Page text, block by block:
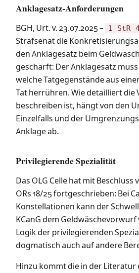
Anklagesatz-Anforderungen
BGH, Urt. v. 23.07.2025 – 1 StR
Strafsenat die
den Anklagesatz beim
geschärft: Der Anklagesatz
welche Tatgegenstände aus
Tat herrühren. Wie detailliert die
beschreiben ist, hängt von den
Einzelfalls und der
Anklage ab.
Privilegierende Spezialität
Das OLG Celle hat mit Beschluss
ORs 18/25 fortgeschrieben: Bei
Konstellationen kann der
KCanG dem
Logik der privilegierenden
dogmatisch auch auf andere
Hinzu kommt die in der